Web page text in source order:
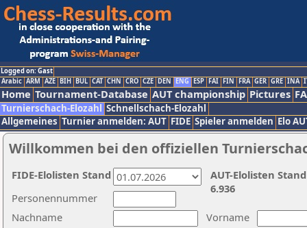
Logged on: Gast
Arabic ARM AZE BIH BUL CAT CHN CRO CZE DEN ENG ESP FAI FIN FRA GER GRE INA
Home Tournament-Database AUT championship Pictures
Turnierschach-Elozahl Schnellschach-Elozahl
Allgemeines Turnier anmelden: AUT FIDE Spieler anmelden Elo
Willkommen bei den offiziellen
Nachname
Vorname
Personennummer
AUT-Elolisten
6.936
FIDE-Elolisten Stand